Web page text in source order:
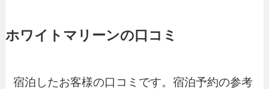
ホワイトマリーンの口コミ
宿泊したお客様の口コミです。宿泊予約の参考